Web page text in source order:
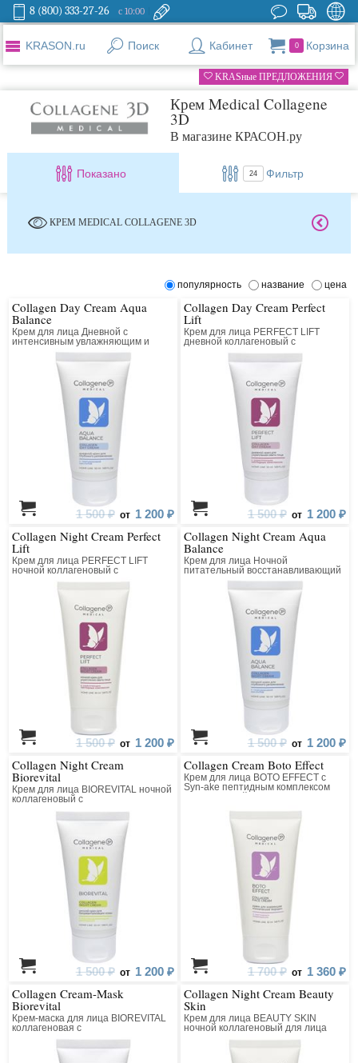
8 (800) 333-27-26 с 10:00
KRASON.ru Поиск Кабинет 0 Корзина
KRASные ПРЕДЛОЖЕНИЯ
Крем Medical Collagene
3D
В магазине КРАСОН.ру
Показано 24 Фильтр
КРЕМ MEDICAL COLLAGENE 3D
популярность название цена
Collagen Day Cream Aqua
Balance
Крем для лица Дневной с
интенсивным увлажняющим и
лифтинг действием
1 500 ₽ от 1 200 ₽
Collagen Day Cream Perfect
Lift
Крем для лица PERFECT LIFT
дневной коллагеновый с
матриксилом
1 500 ₽ от 1 200 ₽
Collagen Night Cream Perfect
Lift
Крем для лица PERFECT LIFT
ночной коллагеновый с
матриксилом
1 500 ₽ от 1 200 ₽
Collagen Night Cream Aqua
Balance
Крем для лица Ночной
питательный восстанавливающий
1 500 ₽ от 1 200 ₽
Collagen Night Cream
Biorevital
Крем для лица BIOREVITAL ночной
коллагеновый с
1 500 ₽ от 1 200 ₽
Collagen Cream Boto Effect
Крем для лица BOTO EFFECT с
Syn-ake пептидным комплексом
1 700 ₽ от 1 360 ₽
Collagen Cream-Mask
Biorevital
Крем-маска для лица BIOREVITAL
коллагеновая с
восстанавливающим комплексом
Collagen Night Cream Beauty
Skin
Крем для лица BEAUTY SKIN
ночной коллагеновый для лица